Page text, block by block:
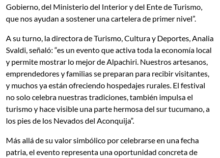
Gobierno, del Ministerio del Interior y del Ente de Turismo,
que nos ayudan a sostener una cartelera de primer nivel”.
A su turno, la directora de Turismo, Cultura y Deportes, Analia
Svaldi, señaló: “es un evento que activa toda la economía local
y permite mostrar lo mejor de Alpachiri. Nuestros artesanos,
emprendedores y familias se preparan para recibir visitantes,
y muchos ya están ofreciendo hospedajes rurales. El festival
no solo celebra nuestras tradiciones, también impulsa el
turismo y hace visible una parte hermosa del sur tucumano, a
los pies de los Nevados del Aconquija”.
Más allá de su valor simbólico por celebrarse en una fecha
patria, el evento representa una oportunidad concreta de